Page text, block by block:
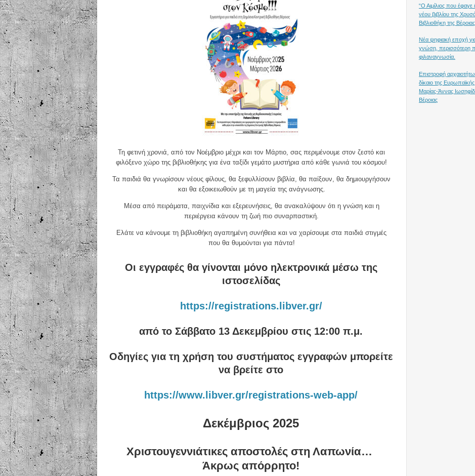
Τη φετινή χρονιά, από τον Νοέμβριο μέχρι και τον Μάρτιο, σας περιμένουμε στον ζεστό και
φιλόξενο χώρο της βιβλιοθήκης για ένα ταξίδι γεμάτο μυστήρια από κάθε γωνιά του κόσμου!
Τα παιδιά θα γνωρίσουν νέους φίλους, θα ξεφυλλίσουν βιβλία, θα παίξουν, θα δημιουργήσουν
και θα εξοικειωθούν με τη μαγεία της ανάγνωσης.
Μέσα από πειράματα, παιχνίδια και εξερευνήσεις, θα ανακαλύψουν ότι η γνώση και η
περιέργεια κάνουν τη ζωή πιο συναρπαστική.
Ελάτε να κάνουμε τη βιβλιοθήκη αγαπημένη συνήθεια και να χαρίσουμε στα παιδιά στιγμές
που θα θυμούνται για πάντα!
Οι εγγραφές θα γίνονται μόνο ηλεκτρονικά μέσω της
ιστοσελίδας
https://registrations.libver.gr/
από το Σάββατο 13 Δεκεμβρίου στις 12:00 π.μ.
Οδηγίες για τη χρήση του συστήματος εγγραφών μπορείτε
να βρείτε στο
https://www.libver.gr/registrations-web-app/
Δεκέμβριος 2025
Χριστουγεννιάτικες αποστολές στη Λαπωνία…
Άκρως απόρρητο!
“Ο Αιμίλιος που
νέου βιβλίου της
Βιβλιοθήκη της Βέροιας
Νέα ψηφιακή εποχή
γνώση, περισσότερη
φιλαναγνωσία.
Επιστροφή
δίκαιο της
Μαρίας-Άννας
Βέροιας